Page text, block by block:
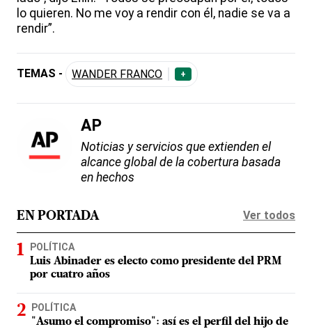
lo quieren. No me voy a rendir con él, nadie se va a
rendir”.
TEMAS - WANDER FRANCO +
AP
Noticias y servicios que extienden el
alcance global de la cobertura basada
en hechos
EN PORTADA Ver todos
POLÍTICA
Luis Abinader es electo como presidente del PRM
por cuatro años
POLÍTICA
"Asumo el compromiso": así es el perfil del hijo de